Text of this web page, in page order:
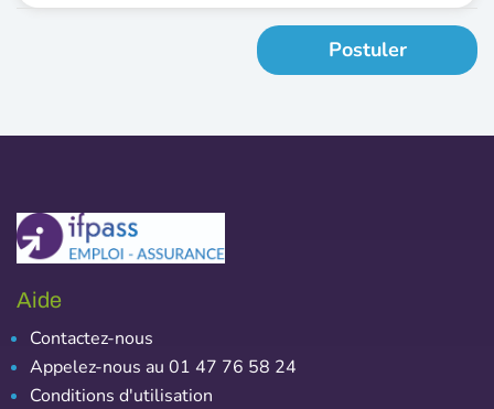
Postuler
Aide
Contactez-nous
Appelez-nous au 01 47 76 58 24
Conditions d'utilisation